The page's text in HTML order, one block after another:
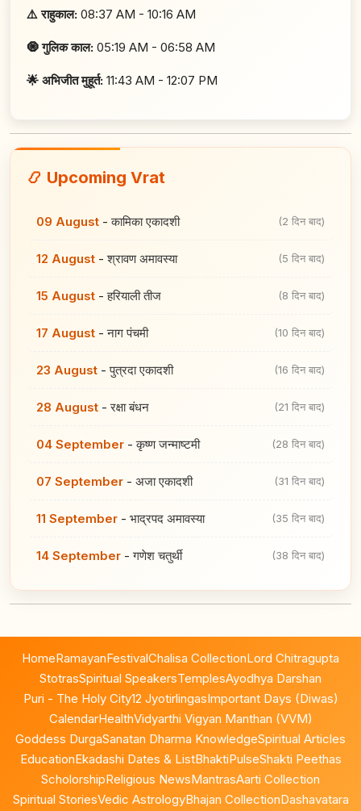
⚠️ राहुकाल: 08:37 AM - 10:16 AM
🧿 गुलिक काल: 05:19 AM - 06:58 AM
🌟 अभिजीत मुहूर्त: 11:43 AM - 12:07 PM
📿 Upcoming Vrat
09 August -कामिका एकादशी (2 दिन बाद)
12 August -श्रावण अमावस्या (5 दिन बाद)
15 August -हरियाली तीज (8 दिन बाद)
17 August -नाग पंचमी (10 दिन बाद)
23 August -पुत्रदा एकादशी (16 दिन बाद)
28 August -रक्षा बंधन (21 दिन बाद)
04 September -कृष्ण जन्माष्टमी (28 दिन बाद)
07 September - अजा एकादशी (31 दिन बाद)
11 September - भाद्रपद अमावस्या (35 दिन बाद)
14 September -गणेश चतुर्थी (38 दिन बाद)
HomeRamayanFestivalChalisa CollectionLord Chitragupta
StotrasSpiritual SpeakersTemplesAyodhya Darshan
Puri - The Holy City12 JyotirlingasImportant Days (Diwas)
CalendarHealthVidyarthi Vigyan Manthan (VVM)
Goddess DurgaSanatan Dharma KnowledgeSpiritual Articles
EducationEkadashi Dates & ListBhaktiPulseShakti Peethas
ScholorshipReligious NewsMantrasAarti Collection
Spiritual StoriesVedic AstrologyBhajan CollectionDashavatara